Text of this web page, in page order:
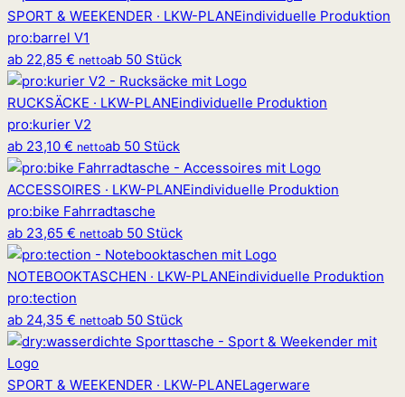
SPORT & WEEKENDER · LKW-PLANEindividuelle Produktion
pro:barrel V1
ab 22,85 € nettoab 50 Stück
RUCKSÄCKE · LKW-PLANEindividuelle Produktion
pro:kurier V2
ab 23,10 € nettoab 50 Stück
ACCESSOIRES · LKW-PLANEindividuelle Produktion
pro:bike Fahrradtasche
ab 23,65 € nettoab 50 Stück
NOTEBOOKTASCHEN · LKW-PLANEindividuelle Produktion
pro:tection
ab 24,35 € nettoab 50 Stück
SPORT & WEEKENDER · LKW-PLANELagerware